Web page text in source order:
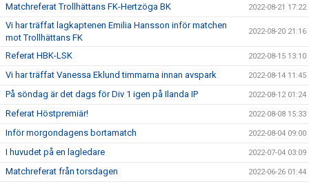
Matchreferat Trollhättans FK-Hertzöga BK 2022-08-21 17:22
Vi har träffat lagkaptenen Emilia Hansson inför matchen
mot Trollhättans FK
2022-08-20 21:16
Referat HBK-LSK 2022-08-15 13:10
Vi har träffat Vanessa Eklund timmarna innan avspark 2022-08-14 11:45
På söndag är det dags för Div 1 igen på Ilanda IP 2022-08-12 01:24
Referat Höstpremiär! 2022-08-08 15:33
Inför morgondagens bortamatch 2022-08-04 09:00
I huvudet på en lagledare 2022-07-04 03:09
Matchreferat från torsdagen 2022-06-26 01:44